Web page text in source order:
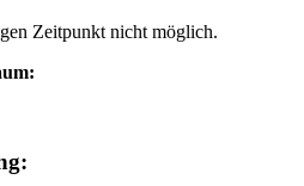
Zeitpunkt nicht möglich.